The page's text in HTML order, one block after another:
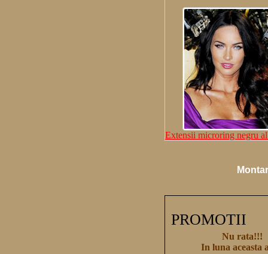
Extensii microring negru
PROMOTII
Nu rata!!!
In luna aceasta